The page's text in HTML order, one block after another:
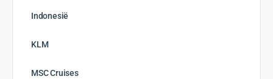
Indonesië
KLM
MSC Cruises